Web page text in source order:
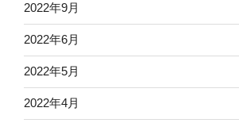
2022年9月
2022年6月
2022年5月
2022年4月